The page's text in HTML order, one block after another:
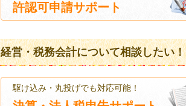
許認可申請サポート
経営・税務会計について相談したい！
駆け込み・丸投げでも対応可能！